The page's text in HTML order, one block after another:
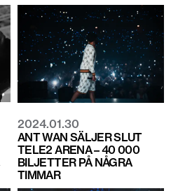
2024.01.30
ANT WAN SÄLJER SLUT
TELE2 ARENA – 40 000
BILJETTER PÅ NÅGRA
TIMMAR